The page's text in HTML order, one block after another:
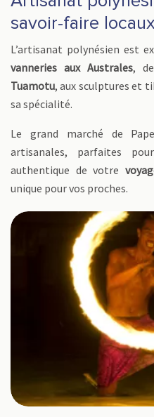
savoir-faire locaux
L’artisanat polynésien est
vanneries aux Australes,
Tuamotu, aux sculptures et
sa spécialité.
Le grand marché de
artisanales, parfaites
authentique de votre
unique pour vos proches.